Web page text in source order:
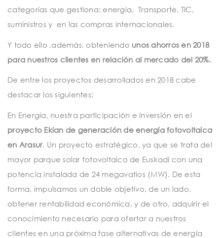
categorías que gestiona: energía, Transporte, TIC,
suministros y en las compras internacionales.
Y todo ello ,además, obteniendo unos ahorros en 2018
para nuestros clientes en relación al mercado del 20%.
De entre los proyectos desarrollados en 2018 cabe
destacar los siguientes:
En Energía, nuestra participación e inversión en el
proyecto Ekian de generación de energía fotovoltaica
en Arasur. Un proyecto estratégico, ya que se trata del
mayor parque solar fotovoltaico de Euskadi con una
potencia instalada de 24 megavatios (MW). De esta
forma, impulsamos un doble objetivo, de un lado,
obtener rentabilidad económica, y de otro, adquirir el
conocimiento necesario para ofertar a nuestros
clientes en una próxima fase alternativas de energía